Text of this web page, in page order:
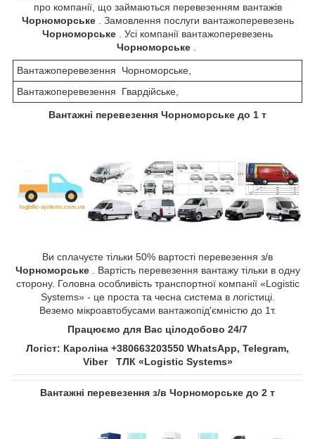
про компанії, що займаються перевезенням вантажів
Чорноморське
. Замовлення послуги вантажоперевезень
Чорноморське
. Усі компанії вантажоперевезень
Чорноморське
Вантажоперевезення Чорноморське,
Вантажоперевезення Гвардійське,
Вантажні перевезення Чорноморське до 1 т
Ви сплачуєте тільки 50% вартості перевезення з/в
Чорноморське . Вартість перевезення вантажу тільки в одну
сторону. Головна особливість транспортної компанії «Logistic
Systems» - це проста та чесна система в логістиці.
Веземо мікроавтобусами вантажопід'ємністю до 1т.
Працюємо для Вас цілодобово 24/7
Логіст: Кароліна +380663203550 WhatsApp, Telegram,
Viber ТЛК «Logistic Systems»
Вантажні перевезення з/в Чорноморське до 2 т